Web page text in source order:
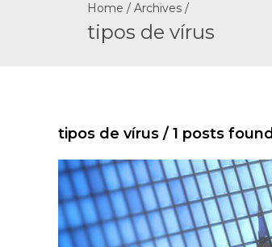
Home / Archives /
tipos de vírus
tipos de vírus / 1 posts found